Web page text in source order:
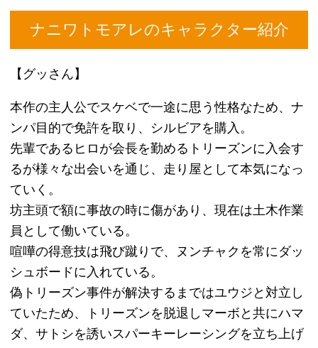
【ゼン】
得意技は怪力の実印張り手で二発で誰でも倒すこと
ができ、さらに足も物凄く速く１００メートルを３
好物はカラアゲくんのレッドとトマトジュース。
モメ事は関わると大変なことになるためヒロとヒゲ
にはのけ者にされていて、何かにぶつかりながら運
転をするためお世辞にもあまり上手いとは言えな
い。
また、ゼンの乗るワンダーシビックは２台目であ
【ヒゲさん】
ヒロやゼンの同期でトリーズンのサブリーダー的存
在。
しっかり者で男気があり、面倒見がいいタイプ。
グッさんとマーボがトリーズンを脱退する時の挨拶
をしに行き、相談役をしてくれた。